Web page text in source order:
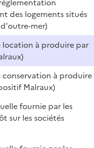
des logements situés
mer)
location à produire par
conservation à produire
Malraux)
fournie par les
sur les sociétés